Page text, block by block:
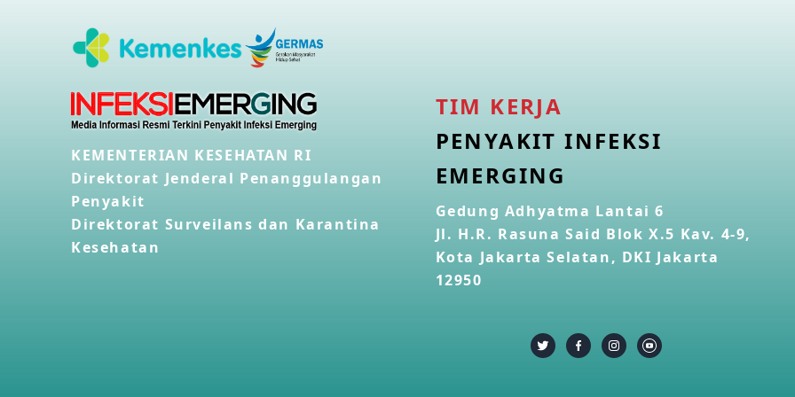
KEMENTERIAN KESEHATAN RI
Direktorat Jenderal Penanggulangan
Penyakit
Direktorat Surveilans dan Karantina
Kesehatan
TIM KERJA
PENYAKIT INFEKSI
EMERGING
Gedung Adhyatma Lantai 6
Jl. H.R. Rasuna Said Blok X.5 Kav. 4-9,
Kota Jakarta Selatan, DKI Jakarta
12950